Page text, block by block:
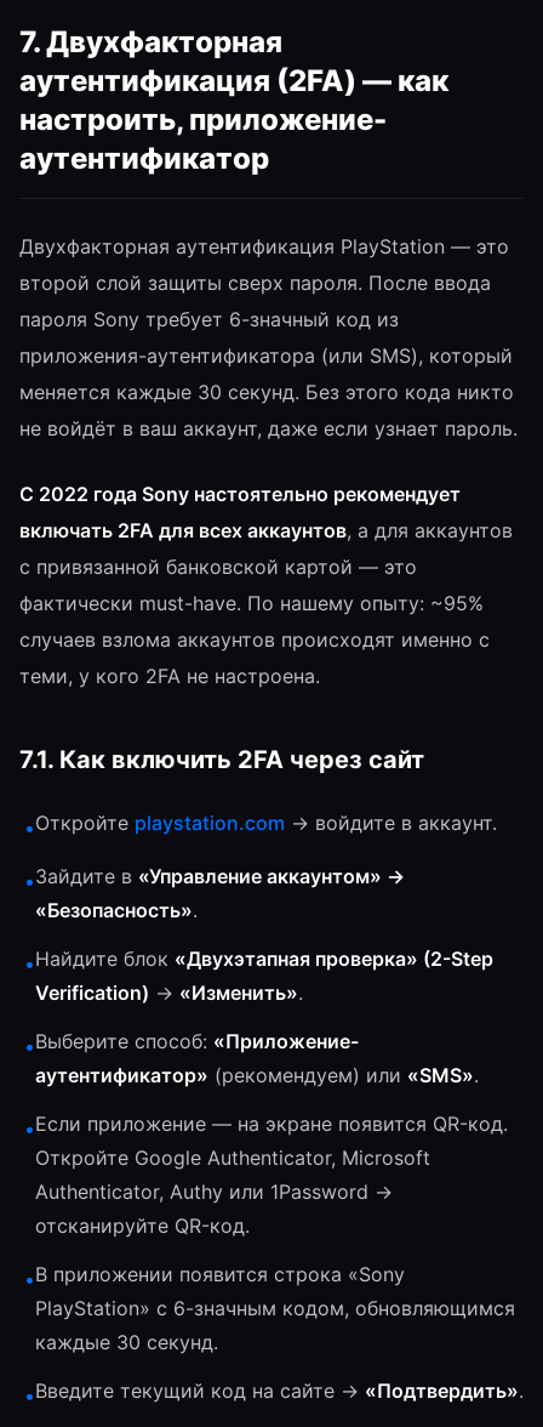
7. Двухфакторная
аутентификация (2FA) — как
настроить, приложение-
аутентификатор
Двухфакторная аутентификация PlayStation — это
второй слой защиты сверх пароля. После ввода
пароля Sony требует 6-значный код из
приложения-аутентификатора (или SMS), который
меняется каждые 30 секунд. Без этого кода никто
не войдёт в ваш аккаунт, даже если узнает пароль.
С 2022 года Sony настоятельно рекомендует
включать 2FA для всех аккаунтов, а для аккаунтов
с привязанной банковской картой — это
фактически must-have. По нашему опыту: ~95%
случаев взлома аккаунтов происходят именно с
теми, у кого 2FA не настроена.
7.1. Как включить 2FA через сайт
•Откройте playstation.com → войдите в аккаунт.
•Зайдите в «Управление аккаунтом» →
«Безопасность».
•Найдите блок «Двухэтапная проверка» (2-Step
Verification) → «Изменить».
•Выберите способ: «Приложение-
аутентификатор» (рекомендуем) или «SMS».
•Если приложение — на экране появится QR-код.
Откройте Google Authenticator, Microsoft
Authenticator, Authy или 1Password →
отсканируйте QR-код.
•В приложении появится строка «Sony
PlayStation» с 6-значным кодом, обновляющимся
каждые 30 секунд.
•Введите текущий код на сайте → «Подтвердить».